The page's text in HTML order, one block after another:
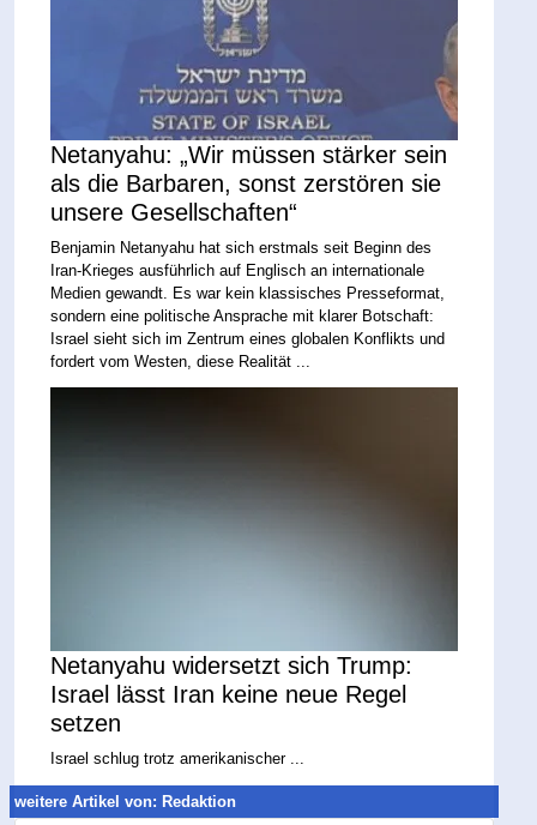
Netanyahu: „Wir müssen stärker sein
als die Barbaren, sonst zerstören sie
unsere Gesellschaften“
Benjamin Netanyahu hat sich erstmals seit Beginn des
Iran-Krieges ausführlich auf Englisch an internationale
Medien gewandt. Es war kein klassisches Presseformat,
sondern eine politische Ansprache mit klarer Botschaft:
Israel sieht sich im Zentrum eines globalen Konflikts und
fordert vom Westen, diese Realität ...
Netanyahu widersetzt sich Trump:
Israel lässt Iran keine neue Regel
setzen
Israel schlug trotz amerikanischer ...
weitere Artikel von: Redaktion